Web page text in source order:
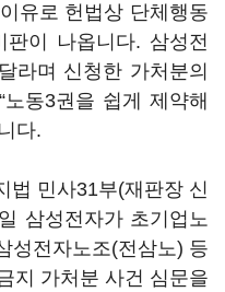
유로 헌법상 단체행동
판이 나옵니다. 삼성전
라며 신청한 가처분의
동3권을 쉽게 제약해
다.
법 민사31부(재판장 신
삼성전자가 초기업노
성전자노조(전삼노) 등
지 가처분 사건 심문을